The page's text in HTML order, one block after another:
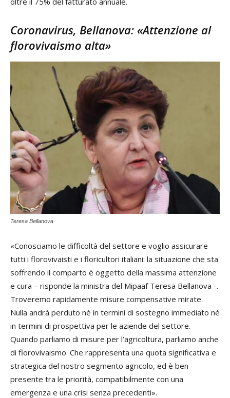
Coronavirus, Bellanova: «Attenzione al
florovivaismo alta»
Teresa Bellanova
«Conosciamo le difficoltà del settore e voglio assicurare
tutti i florovivaisti e i floricultori italiani: la situazione che sta
soffrendo il comparto è oggetto della massima attenzione
e cura – risponde la ministra del Mipaaf Teresa Bellanova -.
Troveremo rapidamente misure compensative mirate.
Nulla andrà perduto né in termini di sostegno immediato né
in termini di prospettiva per le aziende del settore.
Quando parliamo di misure per l’agricoltura, parliamo anche
di florovivaismo. Che rappresenta una quota significativa e
strategica del nostro segmento agricolo, ed è ben
presente tra le priorità, compatibilmente con una
emergenza e una crisi senza precedenti».